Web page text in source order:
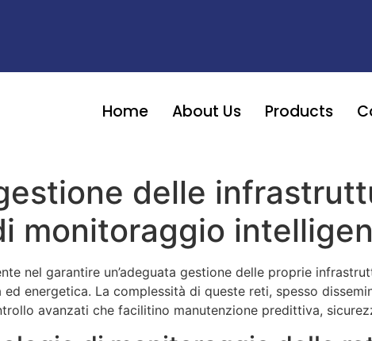
Home About Us Products
delle
monitoraggio
nel garantire un’adeguata gestione delle proprie
energetica. La complessità di queste reti, spesso
avanzati che facilitino manutenzione predittiva,